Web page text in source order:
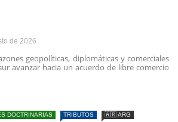
de 2026
geopolíticas, diplomáticas y comerciales
avanzar hacia un acuerdo de libre comercio
DOCTRINARIAS TRIBUTOS 🇦🇷 ARG